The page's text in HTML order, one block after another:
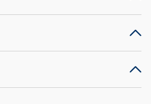
der Bahnstraße in
den